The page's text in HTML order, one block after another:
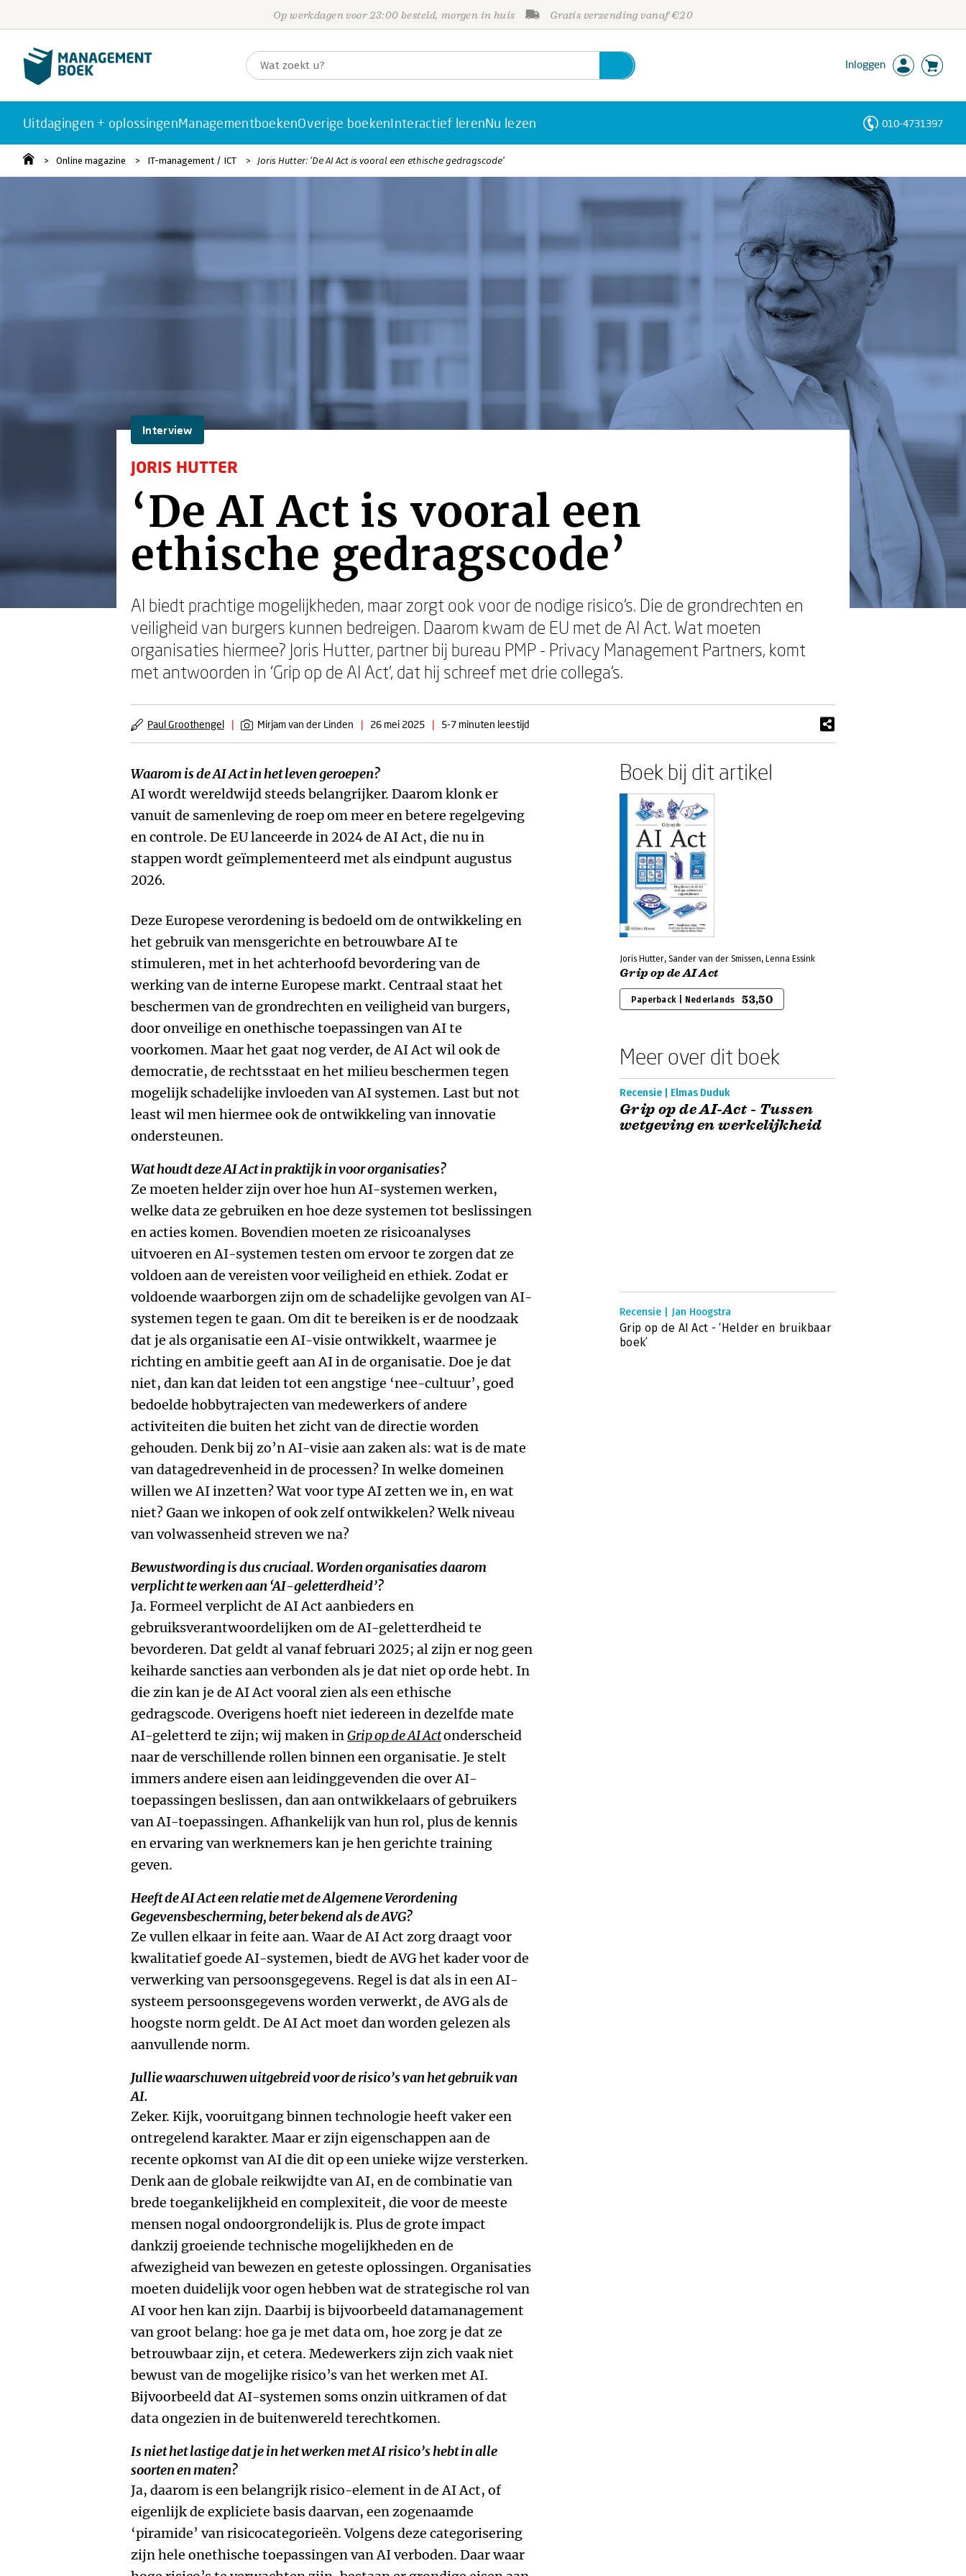
Op werkdagen voor 23:00 besteld, morgen in huis Gratis verzending vanaf €20
Inloggen
Uitdagingen + oplossingenManagementboekenOverige boekenInteractief lerenNu lezen 010-4731397
Online magazine IT-management / ICT Joris Hutter: ‘De AI Act is vooral een ethische gedragscode’
Interview
JORIS HUTTER
‘De AI Act is vooral een
ethische gedragscode’
AI biedt prachtige mogelijkheden, maar zorgt ook voor de nodige risico’s. Die de grondrechten en
veiligheid van burgers kunnen bedreigen. Daarom kwam de EU met de AI Act. Wat moeten
organisaties hiermee? Joris Hutter, partner bij bureau PMP - Privacy Management Partners, komt
met antwoorden in ‘Grip op de AI Act’, dat hij schreef met drie collega’s.
Paul Groothengel | Mirjam van der Linden | 26 mei 2025 | 5-7 minuten leestijd
Waarom is de AI Act in het leven geroepen?
AI wordt wereldwijd steeds belangrijker. Daarom klonk er
vanuit de samenleving de roep om meer en betere regelgeving
en controle. De EU lanceerde in 2024 de AI Act, die nu in
stappen wordt geïmplementeerd met als eindpunt augustus
2026.
Deze Europese verordening is bedoeld om de ontwikkeling en
het gebruik van mensgerichte en betrouwbare AI te
stimuleren, met in het achterhoofd bevordering van de
werking van de interne Europese markt. Centraal staat het
beschermen van de grondrechten en veiligheid van burgers,
door onveilige en onethische toepassingen van AI te
voorkomen. Maar het gaat nog verder, de AI Act wil ook de
democratie, de rechtsstaat en het milieu beschermen tegen
mogelijk schadelijke invloeden van AI systemen. Last but not
least wil men hiermee ook de ontwikkeling van innovatie
ondersteunen.
Wat houdt deze AI Act in praktijk in voor organisaties?
Ze moeten helder zijn over hoe hun AI-systemen werken,
welke data ze gebruiken en hoe deze systemen tot beslissingen
en acties komen. Bovendien moeten ze risicoanalyses
uitvoeren en AI-systemen testen om ervoor te zorgen dat ze
voldoen aan de vereisten voor veiligheid en ethiek. Zodat er
voldoende waarborgen zijn om de schadelijke gevolgen van AI-
systemen tegen te gaan. Om dit te bereiken is er de noodzaak
dat je als organisatie een AI-visie ontwikkelt, waarmee je
richting en ambitie geeft aan AI in de organisatie. Doe je dat
niet, dan kan dat leiden tot een angstige ‘nee-cultuur’, goed
bedoelde hobbytrajecten van medewerkers of andere
activiteiten die buiten het zicht van de directie worden
gehouden. Denk bij zo’n AI-visie aan zaken als: wat is de mate
van datagedrevenheid in de processen? In welke domeinen
willen we AI inzetten? Wat voor type AI zetten we in, en wat
niet? Gaan we inkopen of ook zelf ontwikkelen? Welk niveau
van volwassenheid streven we na?
Bewustwording is dus cruciaal. Worden organisaties daarom
verplicht te werken aan ‘AI-geletterdheid’?
Ja. Formeel verplicht de AI Act aanbieders en
gebruiksverantwoordelijken om de AI-geletterdheid te
bevorderen. Dat geldt al vanaf februari 2025; al zijn er nog geen
keiharde sancties aan verbonden als je dat niet op orde hebt. In
die zin kan je de AI Act vooral zien als een ethische
gedragscode. Overigens hoeft niet iedereen in dezelfde mate
AI-geletterd te zijn; wij maken inGrip op de AI Actonderscheid
naar de verschillende rollen binnen een organisatie. Je stelt
immers andere eisen aan leidinggevenden die over AI-
toepassingen beslissen, dan aan ontwikkelaars of gebruikers
van AI-toepassingen. Afhankelijk van hun rol, plus de kennis
en ervaring van werknemers kan je hen gerichte training
geven.
Heeft de AI Act een relatie met de Algemene Verordening
Gegevensbescherming, beter bekend als de AVG?
Ze vullen elkaar in feite aan. Waar de AI Act zorg draagt voor
kwalitatief goede AI-systemen, biedt de AVG het kader voor de
verwerking van persoonsgegevens. Regel is dat als in een AI-
systeem persoonsgegevens worden verwerkt, de AVG als de
hoogste norm geldt. De AI Act moet dan worden gelezen als
aanvullende norm.
Jullie waarschuwen uitgebreid voor de risico’s van het gebruik van
AI.
Zeker. Kijk, vooruitgang binnen technologie heeft vaker een
ontregelend karakter. Maar er zijn eigenschappen aan de
recente opkomst van AI die dit op een unieke wijze versterken.
Denk aan de globale reikwijdte van AI, en de combinatie van
brede toegankelijkheid en complexiteit, die voor de meeste
mensen nogal ondoorgrondelijk is. Plus de grote impact
dankzij groeiende technische mogelijkheden en de
afwezigheid van bewezen en geteste oplossingen. Organisaties
moeten duidelijk voor ogen hebben wat de strategische rol van
AI voor hen kan zijn. Daarbij is bijvoorbeeld datamanagement
van groot belang: hoe ga je met data om, hoe zorg je dat ze
betrouwbaar zijn, et cetera. Medewerkers zijn zich vaak niet
bewust van de mogelijke risico’s van het werken met AI.
Bijvoorbeeld dat AI-systemen soms onzin uitkramen of dat
data ongezien in de buitenwereld terechtkomen.
Is niet het lastige dat je in het werken met AI risico’s hebt in alle
soorten en maten?
Ja, daarom is een belangrijk risico-element in de AI Act, of
eigenlijk de expliciete basis daarvan, een zogenaamde
‘piramide’ van risicocategorieën. Volgens deze categorisering
zijn hele onethische toepassingen van AI verboden. Daar waar
Boek bij dit artikel
Joris Hutter, Sander van der Smissen, Lenna Essink
Grip op de AI Act
Paperback | Nederlands 53,50
Meer over dit boek
Recensie | Elmas Duduk
Grip op de AI-Act - Tussen
wetgeving en werkelijkheid
Recensie | Jan Hoogstra
Grip op de AI Act - ‘Helder en bruikbaar
boek’
Personen